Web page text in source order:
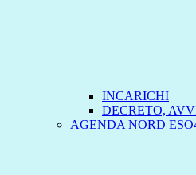
INCARICHI
DECRETO,
AGENDA NORD